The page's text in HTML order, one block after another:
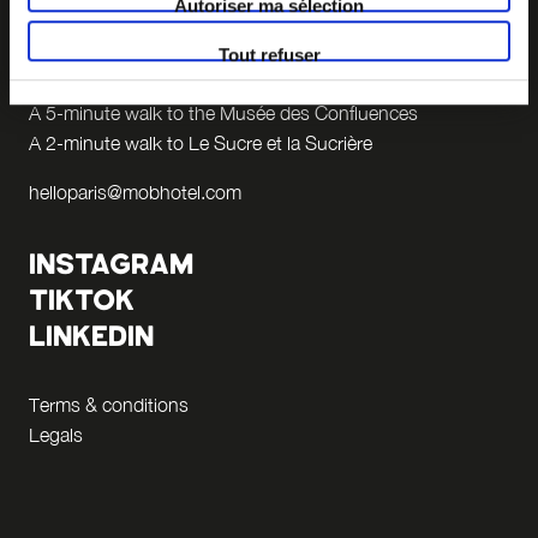
Autoriser ma sélection
Tout refuser
69 002 LYON
+33 4 58 55 55 88
A 5-minute walk to the Musée des Confluences
A 2-minute walk to Le Sucre et la Sucrière
helloparis@mobhotel.com
INSTAGRAM
TIKTOK
LINKEDIN
Terms & conditions
Legals